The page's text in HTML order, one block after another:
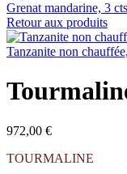
Grenat mandarine, 3 cts
Retour aux produits
Tanzanite non
972,00 €
TOURMALINE